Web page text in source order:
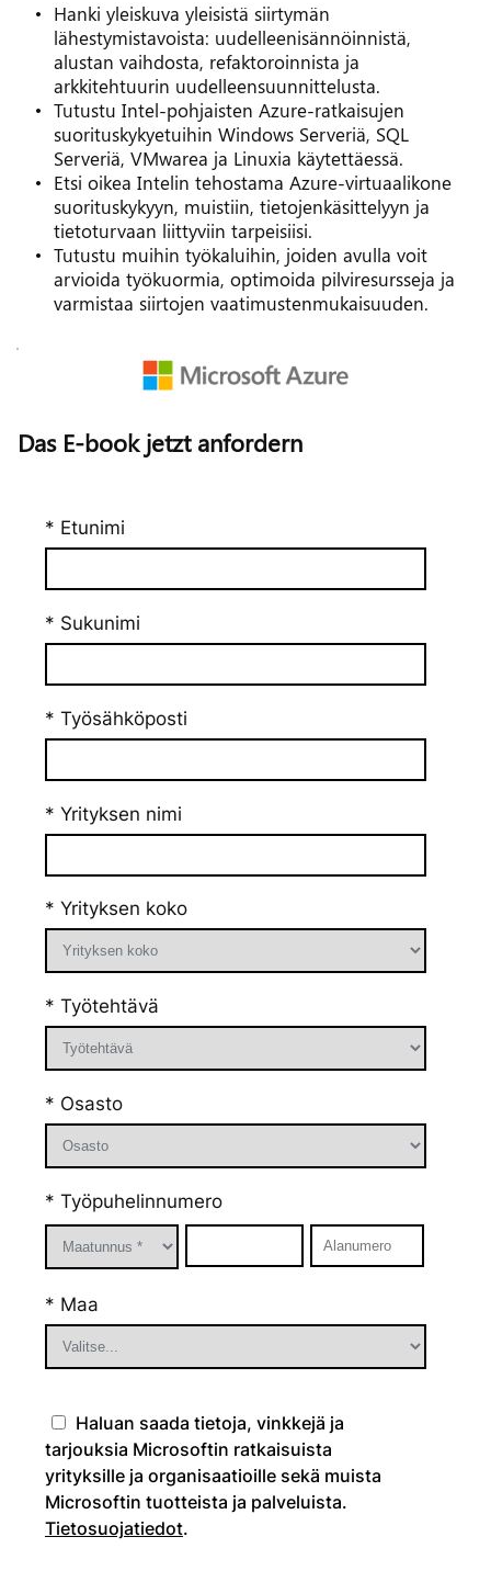
Hanki yleiskuva yleisistä siirtymän
lähestymistavoista: uudelleenisännöinnistä,
alustan vaihdosta, refaktoroinnista ja
arkkitehtuurin uudelleensuunnittelusta.
Tutustu Intel-pohjaisten Azure-ratkaisujen
suorituskykyetuihin Windows Serveriä, SQL
Serveriä, VMwarea ja Linuxia käytettäessä.
Etsi oikea Intelin tehostama Azure-virtuaalikone
suorituskykyyn, muistiin, tietojenkäsittelyyn ja
tietoturvaan liittyviin tarpeisiisi.
Tutustu muihin työkaluihin, joiden avulla voit
arvioida työkuormia, optimoida pilviresursseja ja
varmistaa siirtojen vaatimustenmukaisuuden.
Das E-book jetzt anfordern
* Etunimi
* Sukunimi
* Työsähköposti
* Yrityksen nimi
* Yrityksen koko
* Työtehtävä
* Osasto
* Työpuhelinnumero
* Maa
Haluan saada tietoja, vinkkejä ja
tarjouksia Microsoftin ratkaisuista
yrityksille ja organisaatioille sekä muista
Microsoftin tuotteista ja palveluista.
Tietosuojatiedot.